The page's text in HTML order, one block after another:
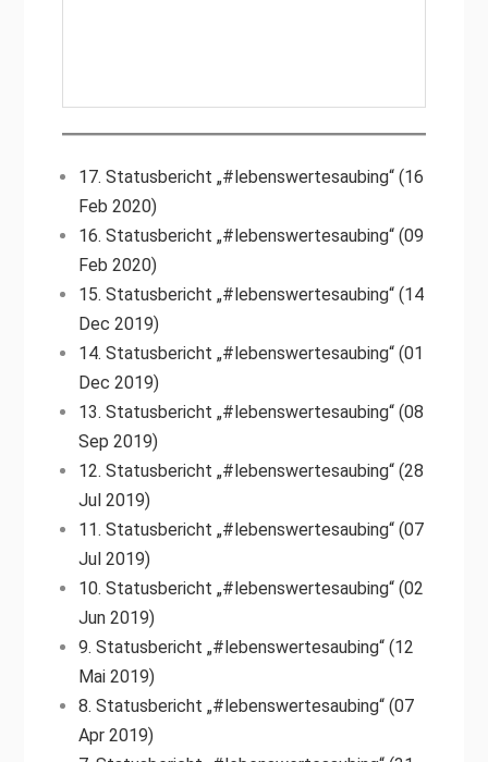
17. Statusbericht „#lebenswertesaubing“ (16
Feb 2020)
16. Statusbericht „#lebenswertesaubing“ (09
Feb 2020)
15. Statusbericht „#lebenswertesaubing“ (14
Dec 2019)
14. Statusbericht „#lebenswertesaubing“ (01
Dec 2019)
13. Statusbericht „#lebenswertesaubing“ (08
Sep 2019)
12. Statusbericht „#lebenswertesaubing“ (28
Jul 2019)
11. Statusbericht „#lebenswertesaubing“ (07
Jul 2019)
10. Statusbericht „#lebenswertesaubing“ (02
Jun 2019)
9. Statusbericht „#lebenswertesaubing“ (12
Mai 2019)
8. Statusbericht „#lebenswertesaubing“ (07
Apr 2019)